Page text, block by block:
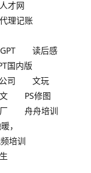
才网
理记账
读后感
国内版
司
文玩
PS修图
舟舟培训
，
培训